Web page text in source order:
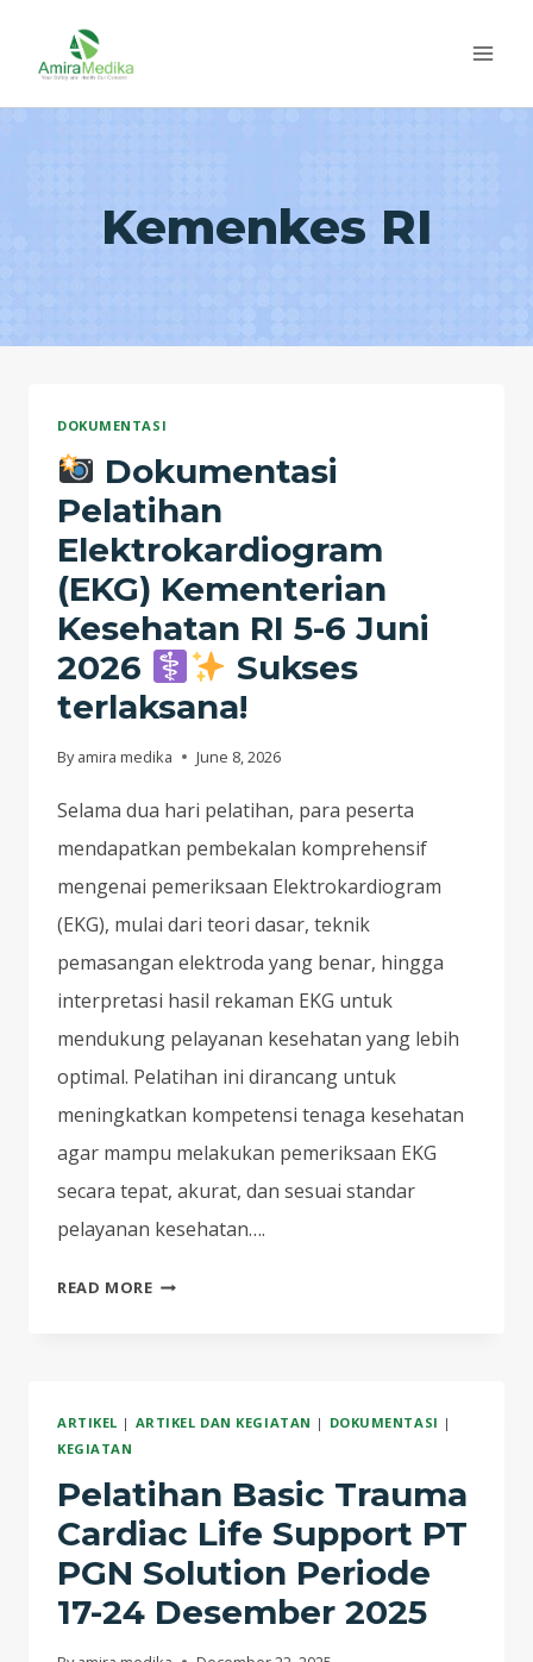
Kemenkes RI
DOKUMENTASI
Dokumentasi
Pelatihan
Elektrokardiogram
(EKG) Kementerian
Kesehatan RI 5-6 Juni
2026
Sukses
terlaksana!
By amira medika June 8, 2026
Selama dua hari pelatihan, para peserta
mendapatkan pembekalan komprehensif
mengenai pemeriksaan Elektrokardiogram
(EKG), mulai dari teori dasar, teknik
pemasangan elektroda yang benar, hingga
interpretasi hasil rekaman EKG untuk
mendukung pelayanan kesehatan yang lebih
optimal. Pelatihan ini dirancang untuk
meningkatkan kompetensi tenaga kesehatan
agar mampu melakukan pemeriksaan EKG
secara tepat, akurat, dan sesuai standar
pelayanan kesehatan….
READ MORE
KEMENTERIAN
RI
6
JUNI
2026
ARTIKEL | ARTIKEL DAN KEGIATAN | DOKUMENTASI |
KEGIATAN
Pelatihan Basic Trauma
Cardiac Life Support PT
PGN Solution Periode
17-24 Desember 2025